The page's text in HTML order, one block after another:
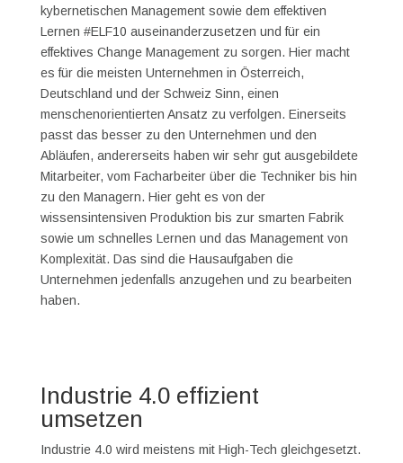
kybernetischen Management sowie dem effektiven
Lernen #ELF10 auseinanderzusetzen und für ein
effektives Change Management zu sorgen. Hier macht
es für die meisten Unternehmen in Österreich,
Deutschland und der Schweiz Sinn, einen
menschenorientierten Ansatz zu verfolgen. Einerseits
passt das besser zu den Unternehmen und den
Abläufen, andererseits haben wir sehr gut ausgebildete
Mitarbeiter, vom Facharbeiter über die Techniker bis hin
zu den Managern. Hier geht es von der
wissensintensiven Produktion bis zur smarten Fabrik
sowie um schnelles Lernen und das Management von
Komplexität. Das sind die Hausaufgaben die
Unternehmen jedenfalls anzugehen und zu bearbeiten
haben.
Industrie 4.0 effizient
umsetzen
Industrie 4.0 wird meistens mit High-Tech gleichgesetzt.